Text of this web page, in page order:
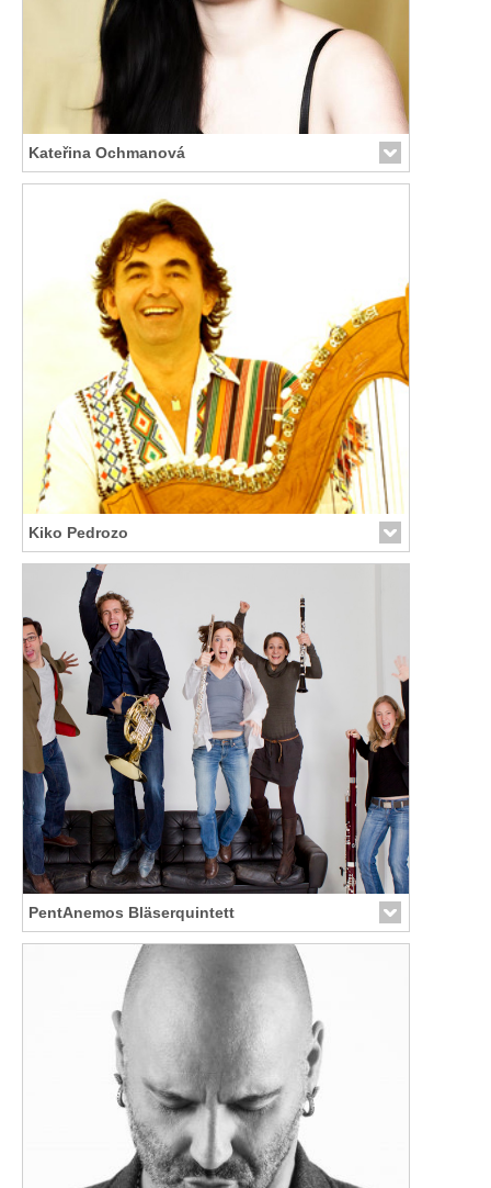
Kateřina Ochmanová
Link zur Künstler-Seite
Kiko Pedrozo
Link zur Künstler-Seite
PentAnemos Bläserquintett
Link zur Künstler-Seite